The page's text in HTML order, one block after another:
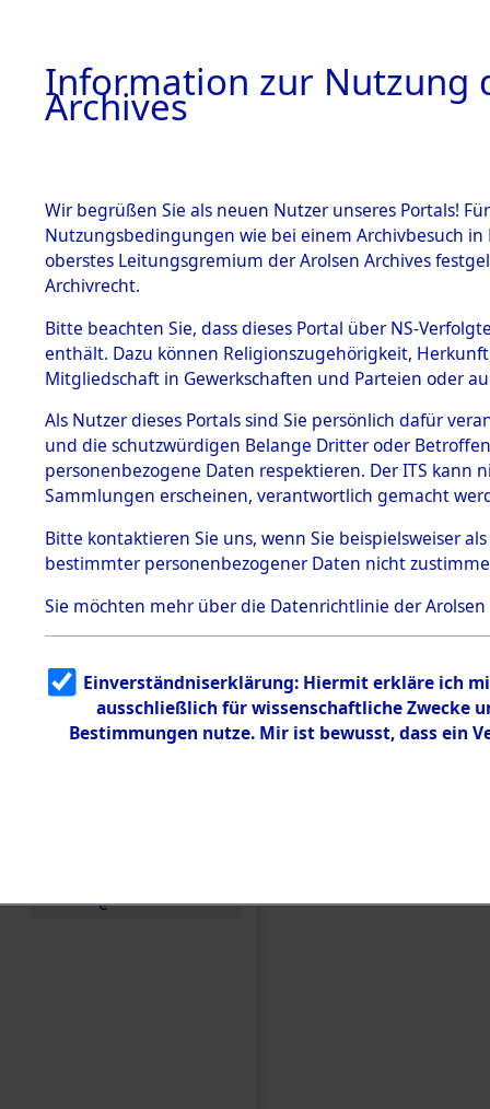
BESTÄNDE
1.
mente
5. Verschiedenes
5.3
Todesmärsche
5.3.1 Alliierte
Erhebungen
zu
Todesmärsch
en
5.3.2
g
5.3.3
Todesmärsch
e
von
Toter aus
Ort ihrer
0002
Information zur Nutzung
Archives
Wir begrüßen Sie als neuen Nutzer unseres Portals!
Nutzungsbedingungen wie bei einem Archivbesuch
oberstes Leitungsgremium der Arolsen Archives
Archivrecht.
Bitte beachten Sie, dass dieses Portal über NS-
enthält. Dazu können Religionszugehörigkeit,
Mitgliedschaft in Gewerkschaften und Parteien oder
Als Nutzer dieses Portals sind Sie persönlich dafür
und die schutzwürdigen Belange Dritter oder
personenbezogene Daten respektieren. Der ITS
Sammlungen erscheinen, verantwortlich gemacht
Bitte kontaktieren Sie uns, wenn Sie beispielsweiser
bestimmter personenbezogener Daten nicht
Sie möchten mehr über die Datenrichtlinie der Arolsen
Einverständniserklärung: Hiermit erkläre ich
ausschließlich für wissenschaftliche Zwecke
Bestimmungen nutze. Mir ist bewusst, dass ein